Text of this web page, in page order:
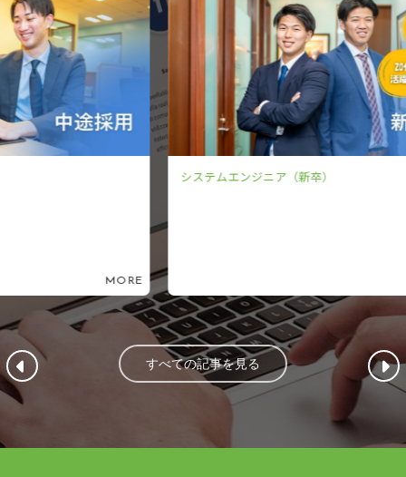
システムエンジニア（新卒）
すべての記事を見る